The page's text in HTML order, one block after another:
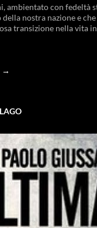
ambientato con fedeltà
nostra nazione e
transizione nella vita
→